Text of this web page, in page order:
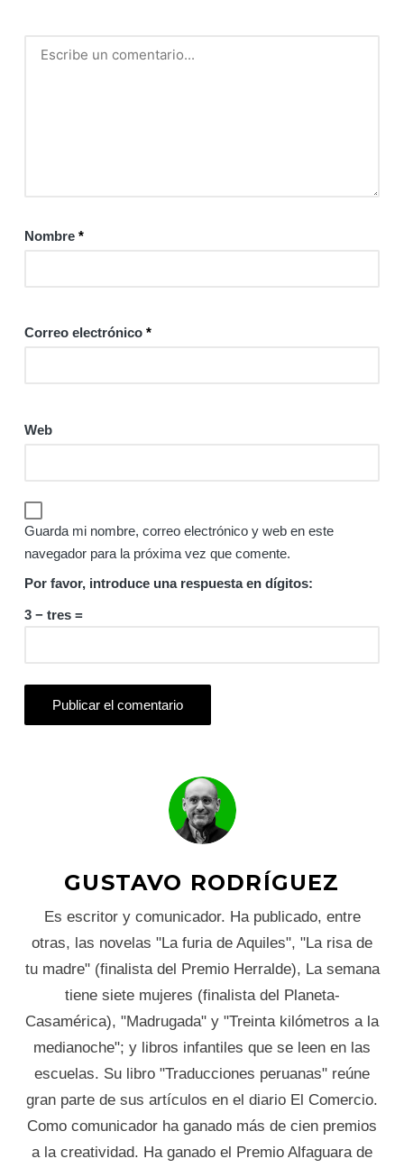
Nombre *
Correo electrónico *
Web
Guarda mi nombre, correo electrónico y web en este
navegador para la próxima vez que comente.
Por favor, introduce una respuesta en dígitos:
3 − tres =
GUSTAVO RODRÍGUEZ
Es escritor y comunicador. Ha publicado, entre
otras, las novelas "La furia de Aquiles", "La risa de
tu madre" (finalista del Premio Herralde), La semana
tiene siete mujeres (finalista del Planeta-
Casamérica), "Madrugada" y "Treinta kilómetros a la
medianoche"; y libros infantiles que se leen en las
escuelas. Su libro "Traducciones peruanas" reúne
gran parte de sus artículos en el diario El Comercio.
Como comunicador ha ganado más de cien premios
a la creatividad. Ha ganado el Premio Alfaguara de